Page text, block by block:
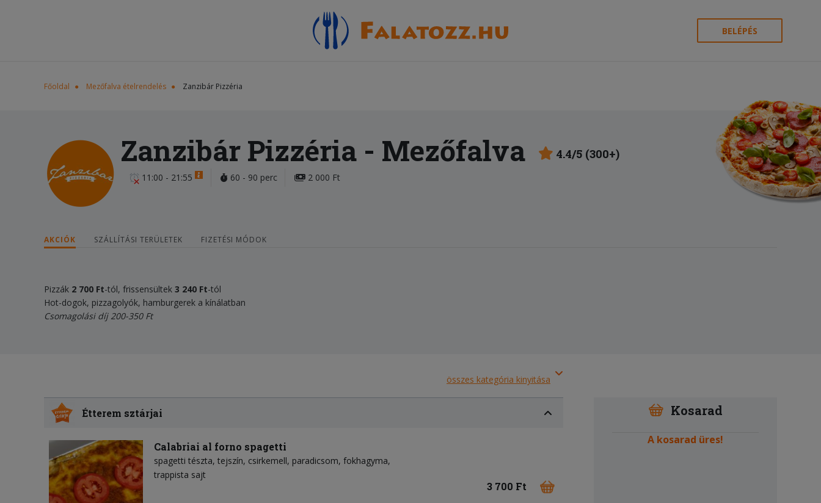
BELÉPÉS
Főoldal Mezőfalva ételrendelés Zanzibár Pizzéria
Zanzibár Pizzéria - Mezőfalva 4.4/5 (300+)
11:00 - 21:55 60 - 90 perc 2 000 Ft
AKCIÓK SZÁLLÍTÁSI TERÜLETEK FIZETÉSI MÓDOK
Pizzák 2 700 Ft-tól, frissensültek 3 240 Ft-tól
Hot-dogok, pizzagolyók, hamburgerek a kínálatban
Csomagolási díj 200-350 Ft
összes kategória kinyitása
Étterem sztárjai
Calabriai al forno spagetti
spagetti tészta tejszín csirkemell paradicsom fokhagyma
trappista sajt
3 700 Ft
Kosarad
A kosarad üres!